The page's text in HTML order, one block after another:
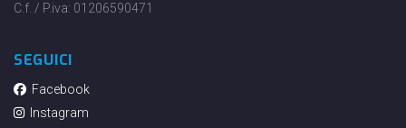
C.f. / P.iva: 01206590471
SEGUICI
Facebook
Instagram